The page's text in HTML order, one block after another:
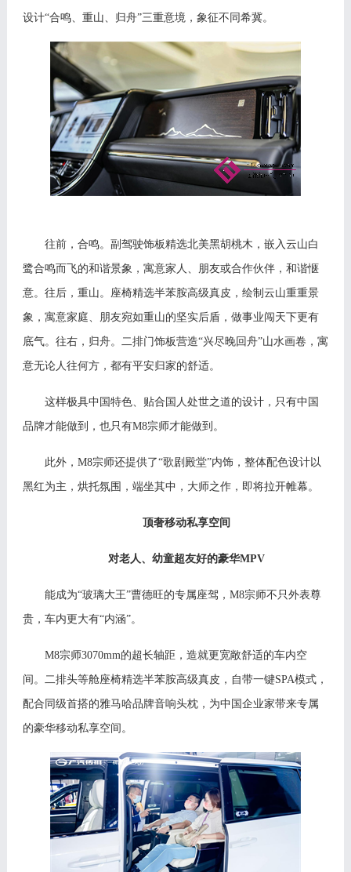
设计“合鸣、重山、归舟”三重意境，象征不同希冀。
往前，合鸣。副驾驶饰板精选北美黑胡桃木，嵌入云山白
鹭合鸣而飞的和谐景象，寓意家人、朋友或合作伙伴，和谐惬
意。往后，重山。座椅精选半苯胺高级真皮，绘制云山重重景
象，寓意家庭、朋友宛如重山的坚实后盾，做事业闯天下更有
底气。往右，归舟。二排门饰板营造“兴尽晚回舟”山水画卷，寓
意无论人往何方，都有平安归家的舒适。
这样极具中国特色、贴合国人处世之道的设计，只有中国
品牌才能做到，也只有M8宗师才能做到。
此外， M8宗师还提供了“歌剧殿堂”内饰，整体配色设计以
黑红为主，烘托氛围，端坐其中，大师之作，即将拉开帷幕。
顶奢移动私享空间
对老人、幼童超友好的豪华MPV
能成为“玻璃大王”曹德旺的专属座驾，M8宗师不只外表尊
贵，车内更大有“内涵”。
M8宗师3070mm的超长轴距，造就更宽敞舒适的车内空
间。二排头等舱座椅精选半苯胺高级真皮，自带一键SPA模式，
配合同级首搭的雅马哈品牌音响头枕，为中国企业家带来专属
的豪华移动私享空间。